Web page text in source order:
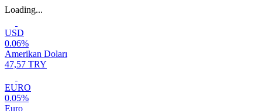
Loading...
USD
0.06%
Amerikan Doları
47,57 TRY
EURO
0.05%
Euro